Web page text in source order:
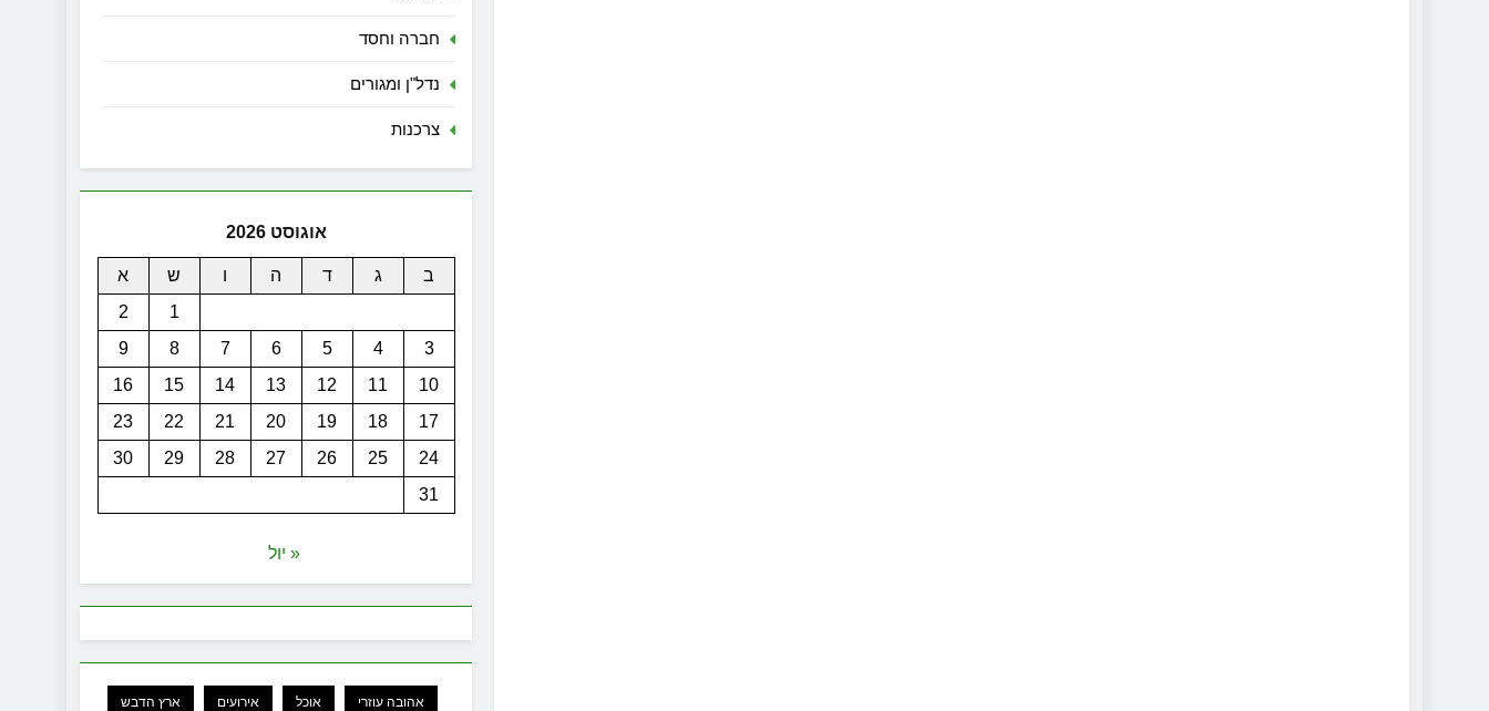
חברה וחסד
נדל"ן ומגורים
צרכנות
אוגוסט 2026
ב ג ד ה ו ש
א
1
2
3
4
5
6
7
8
9
10
11
12
13
14
15
16
17
18
19
20
21
22
23
24
25
26
27
28
29
30
31
« יול
אהובה עוזרי אוכל אירועים ארץ הדבש